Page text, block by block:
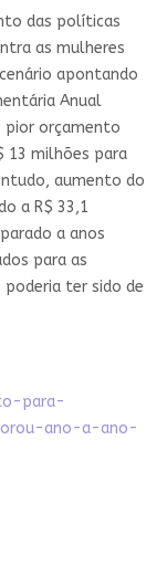
das políticas
as mulheres
apontando
Anual
pior orçamento
13 milhões para
aumento do
a R$ 33,1
a anos
para as
ter sido de
para-
ano-a-ano-